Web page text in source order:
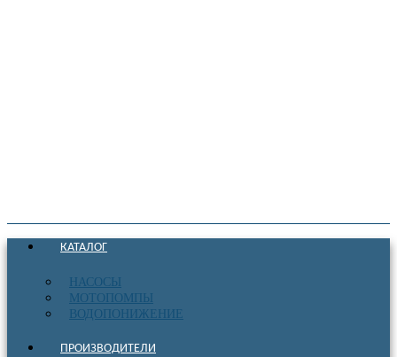
КАТАЛОГ
НАСОСЫ
МОТОПОМПЫ
ВОДОПОНИЖЕНИЕ
ПРОИЗВОДИТЕЛИ